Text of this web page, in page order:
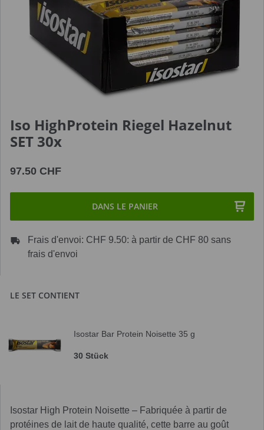
Iso HighProtein Riegel Hazelnut
SET 30x
97.50 CHF
DANS LE PANIER
Frais d'envoi: CHF 9.50: à partir de CHF 80 sans
frais d'envoi
LE SET CONTIENT
Isostar Bar Protein Noisette 35 g
30 Stück
Isostar High Protein Noisette – Fabriquée à partir de
protéines de lait de haute qualité, cette barre au goût